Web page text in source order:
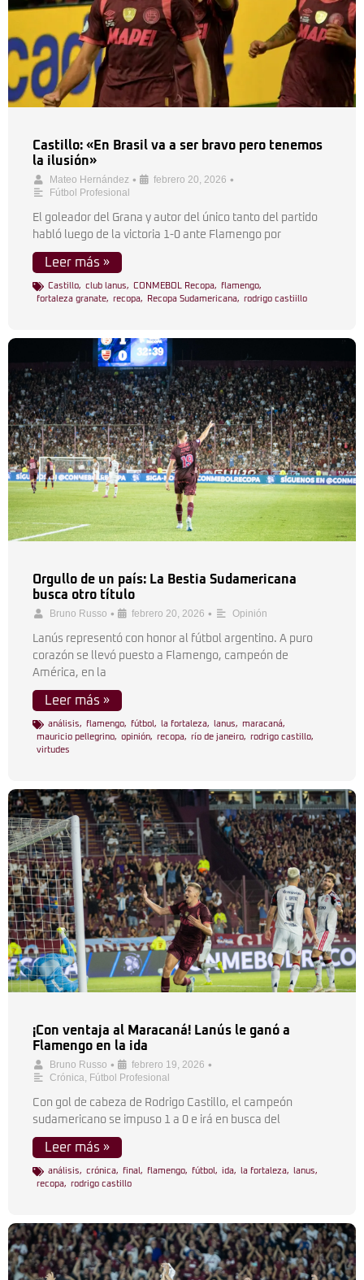
Castillo: «En Brasil va a ser bravo pero tenemos
la ilusión»
Mateo Hernández • febrero 20, 2026 •
Fútbol Profesional
El goleador del Grana y autor del único tanto del partido
habló luego de la victoria 1-0 ante Flamengo por
Leer más »
Castillo, club lanus, CONMEBOL Recopa, flamengo,
fortaleza granate, recopa, Recopa Sudamericana, rodrigo castiillo
Orgullo de un país: La Bestia Sudamericana
busca otro título
Bruno Russo • febrero 20, 2026 • Opinión
Lanús representó con honor al fútbol argentino. A puro
corazón se llevó puesto a Flamengo, campeón de
América, en la
Leer más »
análisis, flamengo, fútbol , la fortaleza, lanus, maracaná,
mauricio pellegrino, opinión, recopa, río de janeiro, rodrigo castillo,
virtudes
¡Con ventaja al Maracaná! Lanús le ganó a
Flamengo en la ida
Bruno Russo • febrero 19, 2026 •
Crónica, Fútbol Profesional
Con gol de cabeza de Rodrigo Castillo, el campeón
sudamericano se impuso 1 a 0 e irá en busca del
Leer más »
análisis, crónica, final , flamengo, fútbol , ida, la fortaleza, lanus,
recopa, rodrigo castillo